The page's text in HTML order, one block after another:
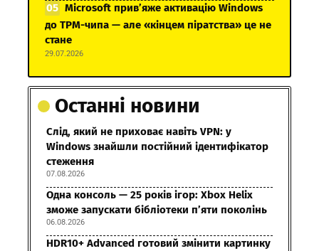
Microsoft прив’яже активацію Windows
до TPM-чипа — але «кінцем піратства» це не
стане
29.07.2026
Останні новини
Слід, який не приховає навіть VPN: у
Windows знайшли постійний ідентифікатор
стеження
07.08.2026
Одна консоль — 25 років ігор: Xbox Helix
зможе запускати бібліотеки п’яти поколінь
06.08.2026
HDR10+ Advanced готовий змінити картинку